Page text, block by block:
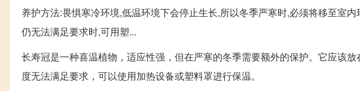
养护方法:畏惧寒冷环境,低温环境下会停止生长,所以冬季严寒时,必须将移至室
仍无法满足要求时,可用塑...
长寿冠是一种喜温植物，适应性强，但在严寒的冬季需要额外的保护。它应该
度无法满足要求，可以使用加热设备或塑料罩进行保温。